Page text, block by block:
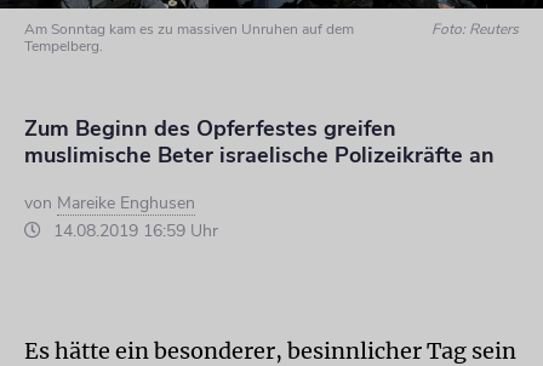
Am Sonntag kam es zu massiven Unruhen auf dem
Tempelberg.
Foto: Reuters
Zum Beginn des Opferfestes greifen
muslimische Beter israelische Polizeikräfte an
von Mareike Enghusen
14.08.2019 16:59 Uhr
Es hätte ein besonderer, besinnlicher Tag sein